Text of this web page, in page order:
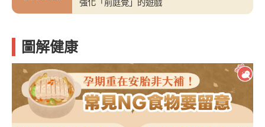
強化「前庭覺」的遊戲
圖解健康